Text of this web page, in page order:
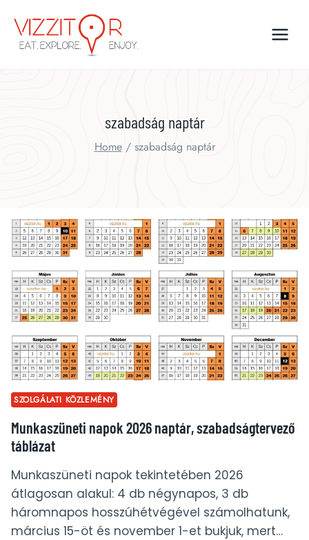
content
szabadság naptár
Home / szabadság naptár
SZOLGÁLATI KÖZLEMÉNY
Munkaszüneti napok 2026 naptár, szabadságtervező
táblázat
Munkaszüneti napok tekintetében 2026
átlagosan alakul: 4 db négynapos, 3 db
háromnapos hosszúhétvégével számolhatunk,
március 15-öt és november 1-et bukjuk, mert…